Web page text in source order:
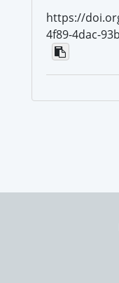
https://
4f89-4dac-